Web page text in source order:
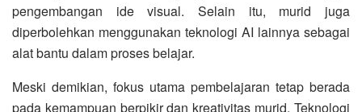
pengembangan ide visual. Selain itu, murid juga
diperbolehkan menggunakan teknologi AI lainnya sebagai
alat bantu dalam proses belajar.
Meski demikian, fokus utama pembelajaran tetap berada
pada kemampuan berpikir dan kreativitas murid. Teknologi